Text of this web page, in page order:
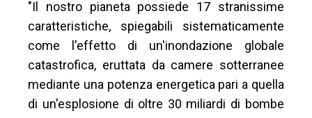
"Il nostro pianeta possiede 17 stranissime
caratteristiche, spiegabili sistematicamente
come l'effetto di un'inondazione globale
catastrofica, eruttata da camere sotterranee
mediante una potenza energetica pari a quella
di un'esplosione di oltre 30 miliardi di bombe